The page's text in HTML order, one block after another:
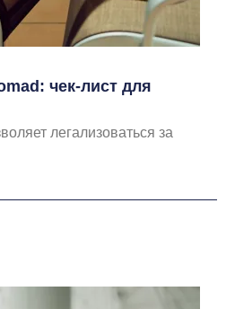
чек-лист для
легализоваться за